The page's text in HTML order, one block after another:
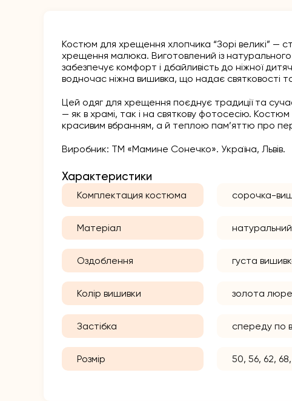
Костюм для хрещення хлопчика “Зорі великі” —
хрещення малюка. Виготовлений із
забезпечує комфорт і дбайливість до ніжної
водночас ніжна вишивка, що надає святковості
Цей одяг для хрещення поєднує традиції та
— як в храмі, так і на святкову фотосесію.
красивим вбранням, а й теплою пам’яттю про
Виробник: ТМ «Мамине Сонечко». Україна, Львів.
Характеристики
Комплектация костюма сорочка-
Матеріал
Оздоблення густа
Колір вишивки золота
Застібка спереду по
Розмір 50, 56, 62, 68,